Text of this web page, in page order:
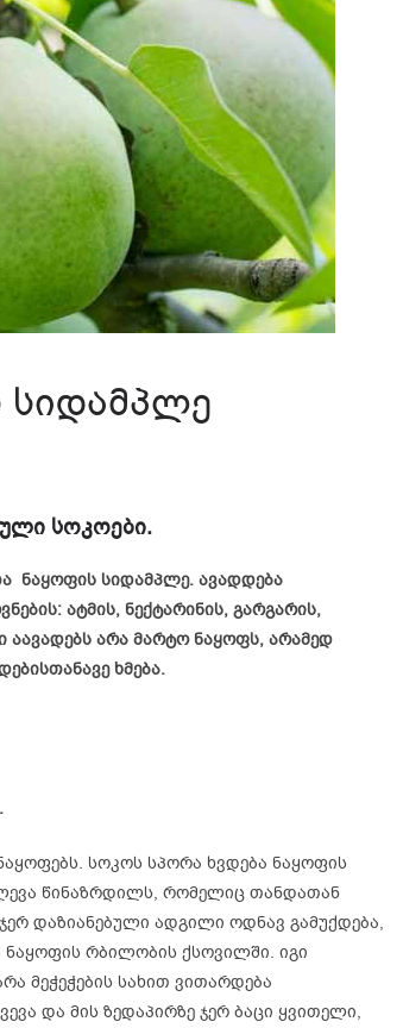
სიდამპლე
სოკოები.
ნაყოფის სიდამპლე. ავადდება
ატმის, ნექტარინის, გარგარის,
არა მარტო ნაყოფს, არამედ
ხმება.
სოკოს სპორა ხვდება ნაყოფის
წინაზრდილს, რომელიც თანდათან
დაზიანებული ადგილი ოდნავ გამუქდება,
ნაყოფის რბილობის ქსოვილში. იგი
მეჭეჭების სახით ვითარდება
და მის ზედაპირზე ჯერ ბაცი ყვითელი,